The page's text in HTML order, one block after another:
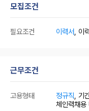
모집조건
필요조건 이력서 , 이
근무조건
고용형태 정규직 ,
체인력채용